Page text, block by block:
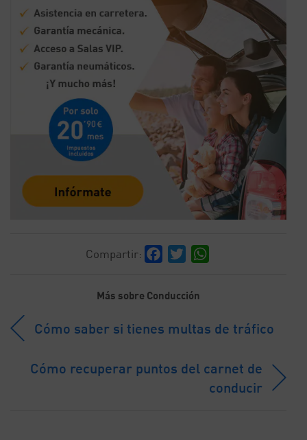
Compartir: Facebook
Twitter
Más sobre Conducción
Cómo saber si tienes multas de tráfico
Cómo recuperar puntos del carnet de
conducir